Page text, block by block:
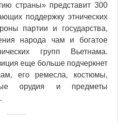
страны» представит 300
поддержку этнических
партии и государства,
народа чам и богатое
групп Вьетнама.
еще больше подчеркнет
его ремесла, костюмы,
орудия и предметы